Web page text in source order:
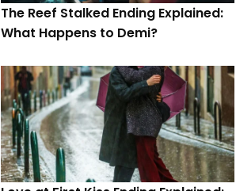
The Reef Stalked Ending Explained:
What Happens to Demi?